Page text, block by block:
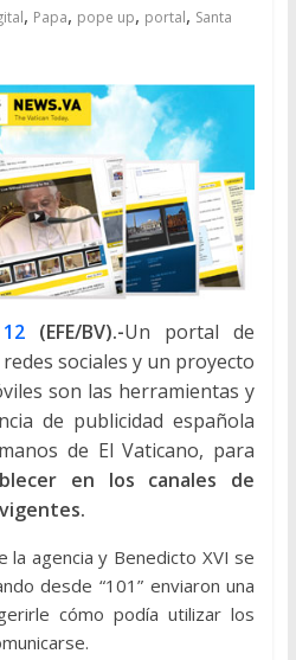
, Papa, pope up, portal, Santa
(EFE/BV).-Un portal de
sociales y un proyecto
son las herramientas y
de publicidad española
de El Vaticano, para
en los canales de
la agencia y Benedicto XVI se
desde “101” enviaron una
cómo podía utilizar los